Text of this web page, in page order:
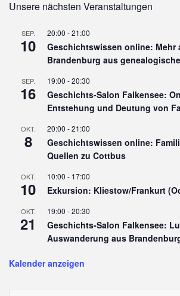
Unsere nächsten Veranstaltungen
SEP.
10
20:00 -21:00
Geschichtswissen online: Mehr
Brandenburg aus
SEP.
16
19:00 -20:30
Geschichts-Salon Falkensee:
Entstehung und Deutung von
OKT.
8
20:00 -21:00
Geschichtswissen online:
Quellen zu Cottbus
OKT.
10
10:00 - 17:00
Exkursion: Kliestow/Frankurt
OKT.
21
19:00 -20:30
Geschichts-Salon Falkensee:
Auswanderung aus
Kalender anzeigen